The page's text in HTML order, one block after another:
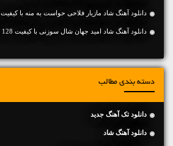
دانلود آهنگ شاد مازیار فلاحی حواست به منه با کیفیت 128 و 320
دانلود آهنگ شاد امید جهان شال سوزنی با کیفیت 128 و 320
دسته بندی مطالب
دانلود تک آهنگ جدید
دانلود آهنگ شاد